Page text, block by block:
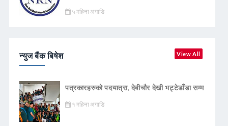
५ महिना अगाडि
न्युज बैंक बिषेश View All
पत्रकारहरुको पदयात्रा, देबीचौर देखी भट्टेडाँडा सम्म
१ महिना अगाडि